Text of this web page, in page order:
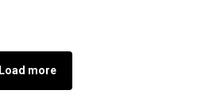
Load more